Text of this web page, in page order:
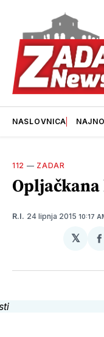
NASLOVNICA
112 — ZADAR
R.I. 24 lipnja 2015 10:17
𝕏